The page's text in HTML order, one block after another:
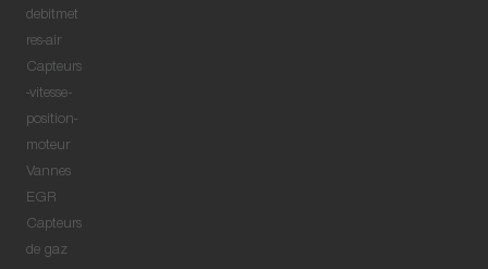
debitmet
res-air
Capteurs
-vitesse-
position-
moteur
Vannes
EGR
Capteurs
de gaz